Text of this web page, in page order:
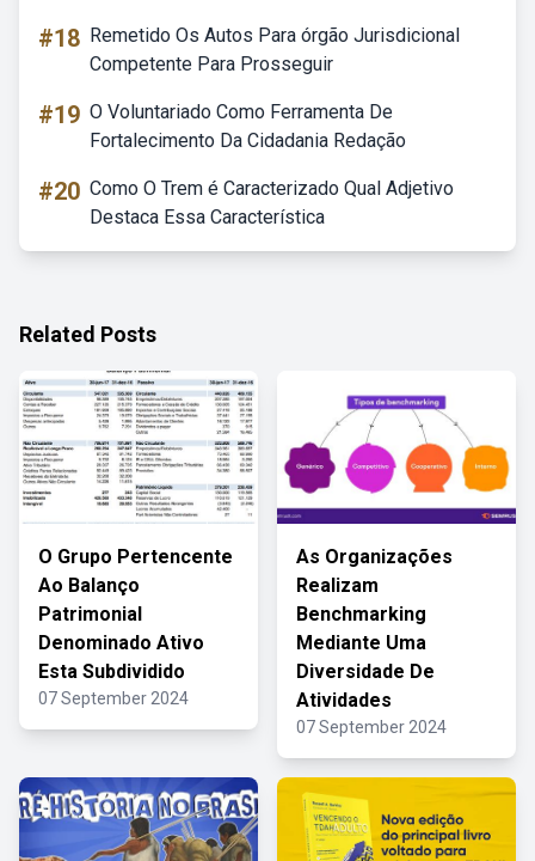
#18 Remetido Os Autos Para órgão Jurisdicional
Competente Para Prosseguir
#19 O Voluntariado Como Ferramenta De
Fortalecimento Da Cidadania Redação
#20 Como O Trem é Caracterizado Qual Adjetivo
Destaca Essa Característica
Related Posts
O Grupo Pertencente
Ao Balanço
Patrimonial
Denominado Ativo
Esta Subdividido
07 September 2024
As Organizações
Realizam
Benchmarking
Mediante Uma
Diversidade De
Atividades
07 September 2024